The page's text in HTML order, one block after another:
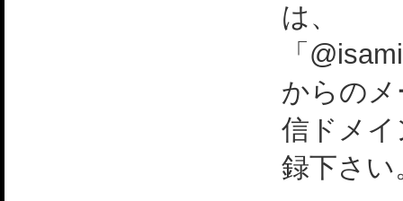
は、
「
からの
信ドメ
録下さい